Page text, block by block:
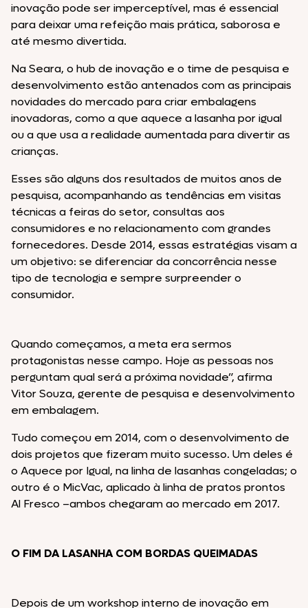
inovação pode ser imperceptível, mas é essencial
para deixar uma refeição mais prática, saborosa e
até mesmo divertida.
Na Seara, o hub de inovação e o time de pesquisa e
desenvolvimento estão antenados com as principais
novidades do mercado para criar embalagens
inovadoras, como a que aquece a lasanha por igual
ou a que usa a realidade aumentada para divertir as
crianças.
Esses são alguns dos resultados de muitos anos de
pesquisa, acompanhando as tendências em visitas
técnicas a feiras do setor, consultas aos
consumidores e no relacionamento com grandes
fornecedores. Desde 2014, essas estratégias visam a
um objetivo: se diferenciar da concorrência nesse
tipo de tecnologia e sempre surpreender o
consumidor.
Quando começamos, a meta era sermos
protagonistas nesse campo. Hoje as pessoas nos
perguntam qual será a próxima novidade”, afirma
Vitor Souza, gerente de pesquisa e desenvolvimento
em embalagem.
Tudo começou em 2014, com o desenvolvimento de
dois projetos que fizeram muito sucesso. Um deles é
o Aquece por Igual, na linha de lasanhas congeladas; o
outro é o MicVac, aplicado à linha de pratos prontos
Al Fresco –ambos chegaram ao mercado em 2017.
O FIM DA LASANHA COM BORDAS QUEIMADAS
Depois de um workshop interno de inovação em